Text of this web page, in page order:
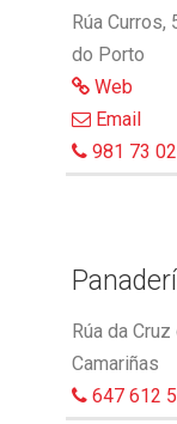
Rúa
do Porto
Web
Email
981 73
Rúa da
Camariñas
647 612